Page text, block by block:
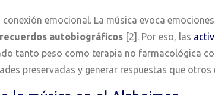
emocional. La música evoca
autobiográficos [2]. Por eso, las
tanto peso como terapia no farmacológica
preservadas y generar respuestas que